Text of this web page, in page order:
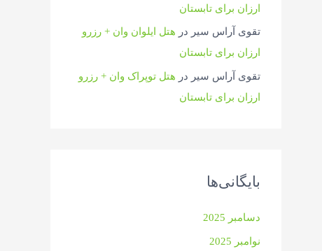
ارزان برای تابستان
تقوی آراس سیر در هتل ایلوان وان + رزرو
ارزان برای تابستان
تقوی آراس سیر در هتل توپراک وان + رزرو
ارزان برای تابستان
بایگانی‌ها
دسامبر 2025
نوامبر 2025